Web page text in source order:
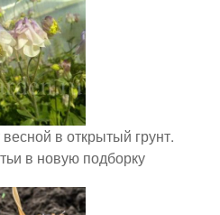
в открытый грунт.
в новую подборку